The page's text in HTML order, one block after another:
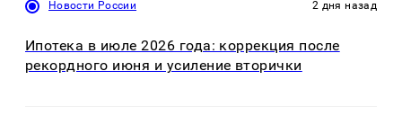
Новости России 2 дня назад
Ипотека в июле 2026 года: коррекция после
рекордного июня и усиление вторички